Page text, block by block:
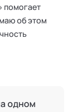
помогает
об этом
одном